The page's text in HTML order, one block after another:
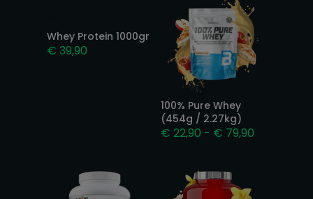
Whey Protein 1000gr
€ 39,90
100% Pure Whey
(454g / 2.27kg)
€ 22,90 - € 79,90